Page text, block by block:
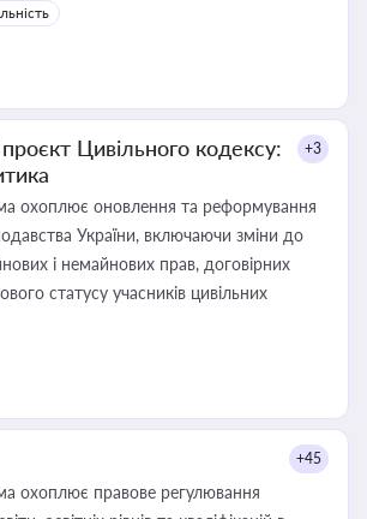
Цивільного кодексу:
+3
охоплює оновлення та реформування
України, включаючи зміни до
і немайнових прав, договірних
статусу учасників цивільних
+45
охоплює правове регулювання